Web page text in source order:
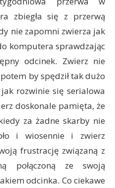
zbiegła się z przerwą
nie zapomni zwierza jak
komputera sprawdzając
odcinek. Zwierz nie
by spędził tak dużo
rozwinie się serialowa
doskonale pamięta, że
za żadne skarby nie
i wiosennie i zwierz
frustrację związaną z
połączoną ze swoją
odcinka. Co ciekawe